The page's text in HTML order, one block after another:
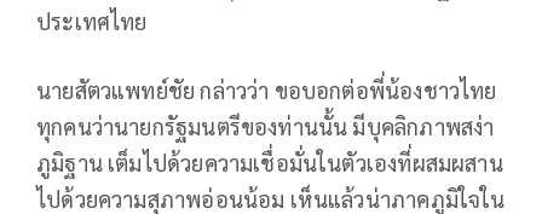
ประเทศไทย
นายสัตวแพทย์ชัย กล่าวว่า ขอบอกต่อพี่น้องชาวไทย
ทุกคนว่านายกรัฐมนตรีของท่านนั้น มีบุคลิกภาพสง่า
ภูมิฐาน เต็มไปด้วยความเชื่อมั่นในตัวเองที่ผสมผสาน
ไปด้วยความสุภาพอ่อนน้อม เห็นแล้วน่าภาคภูมิใจใน